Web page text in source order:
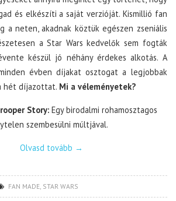
és elkészíti a saját verzióját. Kismillió fan
a neten, akadnak köztük egészen zseniális
a Star Wars kedvelők sem fogták
készül jó néhány érdekes alkotás. A
évben díjakat osztogat a legjobbak
hét díjazottat. Mi a véleményetek?
Story: Egy birodalmi rohamosztagos
szembesülni múltjával.
Olvasd tovább →
FAN MADE, STAR WARS